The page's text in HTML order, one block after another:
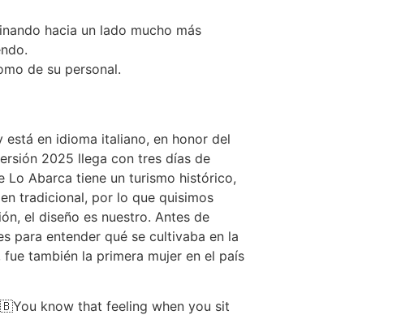
hacia un lado mucho más
de su personal.
está en idioma italiano, en honor del
2025 llega con tres días de
Lo Abarca tiene un turismo histórico,
tradicional, por lo que quisimos
el diseño es nuestro. Antes de
para entender qué se cultivaba en la
también la primera mujer en el país
know that feeling when you sit